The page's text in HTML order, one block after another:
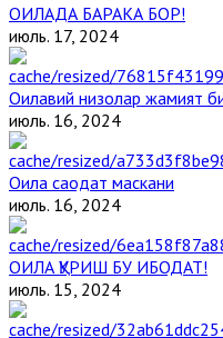
ОИЛАДА БАРАКА БОР!
июль. 17, 2024
Оилавий низолар жамият
июль. 16, 2024
Оила саодат маскани
июль. 16, 2024
ОИЛА ҚУРИШ БУ ИБОДАТ!
июль. 15, 2024